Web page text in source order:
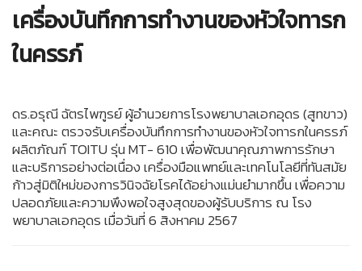
เครื่องบันทึกการทำงานของหัวใจทารก
ในครรภ์
ดร.อรุณี ฉัตรไพฑูรย์ ผู้อำนวยการโรงพยาบาลเอกอุดร (สูทขาว)
และคณะ ตรวจรับเครื่องบันทึกการทำงานของหัวใจทารกในครรภ์
ผลิตภัณฑ์ TOITU รุ่น MT- 610 เพื่อพัฒนาคุณภาพการรักษา
และบริการอย่างต่อเนื่อง เครื่องมือแพทย์และเทคโนโลยีที่ทันสมัย
ก้าวสู่มิติใหม่ของการวินิจฉัยโรคได้อย่างแม่นยำมากขึ้น เพื่อความ
ปลอดภัยและความพึงพอใจสูงสุดของผู้รับบริการ ณ โรง
พยาบาลเอกอุดร เมื่อวันที่ 6 สิงหาคม 2567